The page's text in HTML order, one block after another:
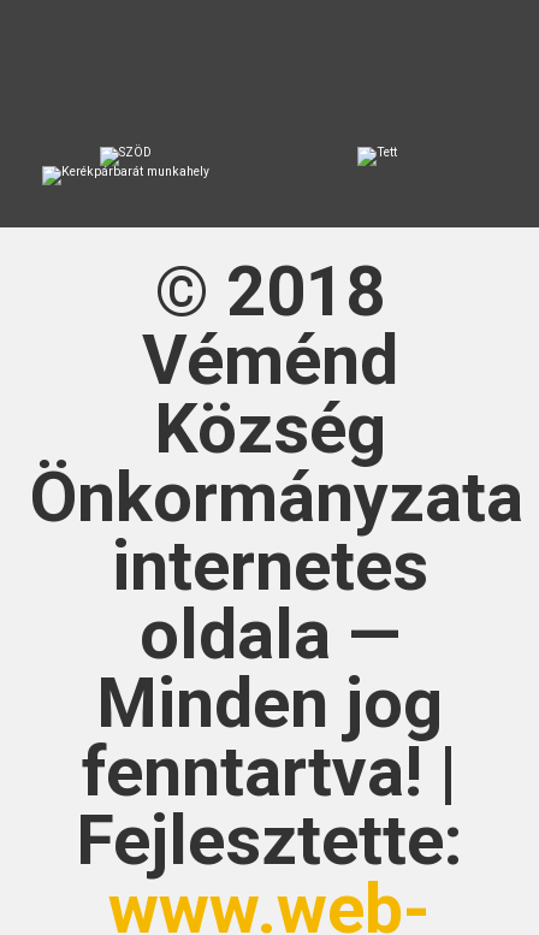
© 2018
Véménd
Község
Önkormányzata
internetes
oldala —
Minden jog
fenntartva! |
Fejlesztette:
www.web-